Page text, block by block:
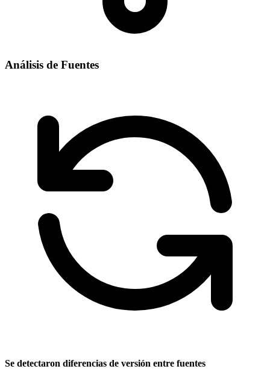
Análisis de Fuentes
Se detectaron diferencias de versión entre fuentes